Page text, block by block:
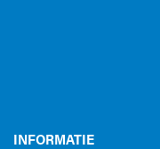
INFORMATIE